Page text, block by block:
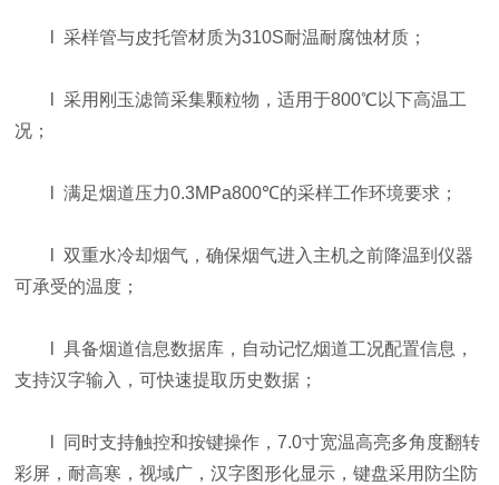
l 采样管与皮托管材质为310S耐温耐腐蚀材质；
l 采用刚玉滤筒采集颗粒物，适用于800℃以下高温工
况；
l 满足烟道压力0.3MPa800℃的采样工作环境要求；
l 双重水冷却烟气，确保烟气进入主机之前降温到仪器
可承受的温度；
l 具备烟道信息数据库，自动记忆烟道工况配置信息，
支持汉字输入，可快速提取历史数据；
l 同时支持触控和按键操作，7.0寸宽温高亮多角度翻转
彩屏，耐高寒，视域广，汉字图形化显示，键盘采用防尘防